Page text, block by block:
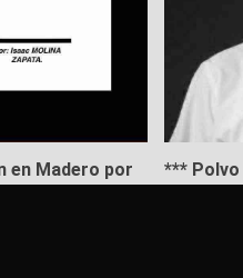
en Madero por
***